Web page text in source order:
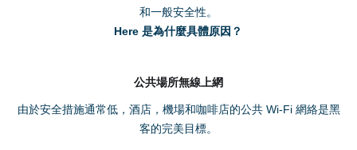
和一般安全性。
Here 是為什麼具體原因？
公共場所無線上網
由於安全措施通常低，酒店，機場和咖啡店的公共 Wi-Fi 網絡是黑
客的完美目標。